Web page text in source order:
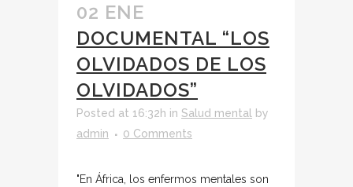
02 ENE
DOCUMENTAL “LOS
OLVIDADOS DE LOS
OLVIDADOS”
Posted at 16:32h in Salud mental by
admin
0 Comments
"En África, los enfermos mentales son